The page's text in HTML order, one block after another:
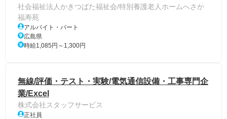
社会福祉法人かきつばた福祉会/特別養護老人ホームへさか
福寿苑
アルバイト・パート
広島県
時給1,085円～1,300円
無線/評価・テスト・実験/電気通信設備・工事専門企
業/Excel
株式会社スタッフサービス
正社員